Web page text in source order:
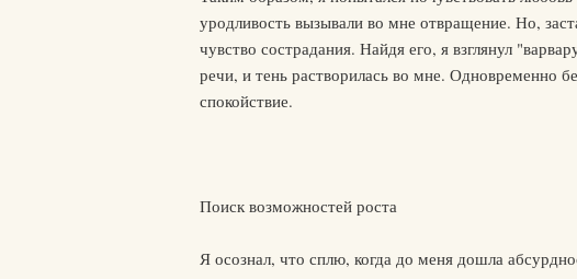
уродливость вызывали во мне отвращение. Но,
чувство сострадания. Найдя его, я взглянул
речи, и тень растворилась во мне. Одновременно
спокойствие.
Поиск возможностей роста
Я осознал, что сплю, когда до меня дошла